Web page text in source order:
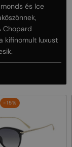
és Ice
Chopard
kifinomult luxust
-15%